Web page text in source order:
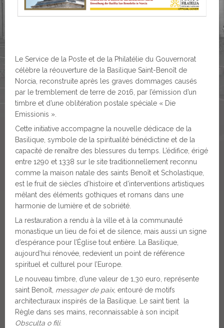
Le Service de la Poste et de la Philatélie du Gouvernorat
célèbre la réouverture de la Basilique Saint-Benoît de
Norcia, reconstruite après les graves dommages causés
par le tremblement de terre de 2016, par l’émission d’un
timbre et d’une oblitération postale spéciale « Die
Emissionis ».
Cette initiative accompagne la nouvelle dédicace de la
Basilique, symbole de la spiritualité bénédictine et de la
capacité de renaître des blessures du temps. L’édifice, érigé
entre 1290 et 1338 sur le site traditionnellement reconnu
comme la maison natale des saints Benoît et Scholastique,
est le fruit de siècles d’histoire et d’interventions artistiques
mêlant des éléments gothiques et romans dans une
harmonie de lumière et de sobriété.
La restauration a rendu à la ville et à la communauté
monastique un lieu de foi et de silence, mais aussi un signe
d’espérance pour l’Église tout entière. La Basilique,
aujourd’hui rénovée, redevient un point de référence
spirituel et culturel pour l’Europe.
Le nouveau timbre, d’une valeur de 1,30 euro, représente
saint Benoît, messager de paix, entouré de motifs
architecturaux inspirés de la Basilique. Le saint tient la
Règle dans ses mains, reconnaissable à son incipit
Obsculta o fili.